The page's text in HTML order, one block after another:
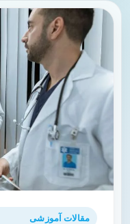
مقالات آموزشی